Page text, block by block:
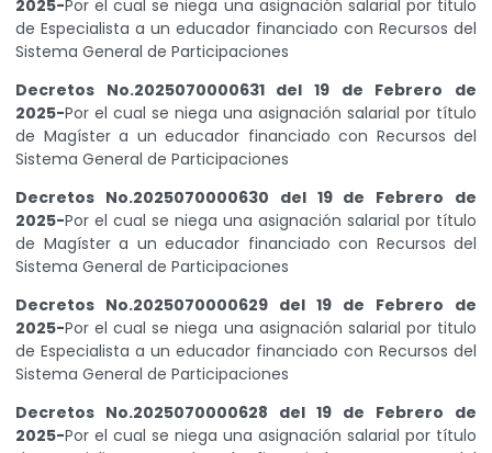
2025-Por el cual se niega una asignación salarial por titulo
de Especialista a un educador financiado con Recursos del
Sistema General de Participaciones
Decretos No.2025070000631 del 19 de Febrero de
2025-Por el cual se niega una asignación salarial por título
de Magíster a un educador financiado con Recursos del
Sistema General de Participaciones
Decretos No.2025070000630 del 19 de Febrero de
2025-Por el cual se niega una asignación salarial por título
de Magíster a un educador financiado con Recursos del
Sistema General de Participaciones
Decretos No.2025070000629 del 19 de Febrero de
2025-Por el cual se niega una asignación salarial por titulo
de Especialista a un educador financiado con Recursos del
Sistema General de Participaciones
Decretos No.2025070000628 del 19 de Febrero de
2025-Por el cual se niega una asignación salarial por título